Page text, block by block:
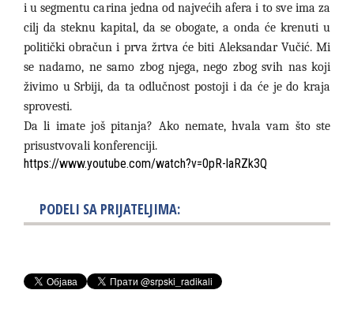
i u segmentu carina jedna od najvećih afera i to sve ima za
cilj da steknu kapital, da se obogate, a onda će krenuti u
politički obračun i prva žrtva će biti Aleksandar Vučić. Mi
se nadamo, ne samo zbog njega, nego zbog svih nas koji
živimo u Srbiji, da ta odlučnost postoji i da će je do kraja
sprovesti.
Da li imate još pitanja? Ako nemate, hvala vam što ste
prisustvovali konferenciji.
https://www.youtube.com/watch?v=0pR-laRZk3Q
PODELI SA PRIJATELJIMA: